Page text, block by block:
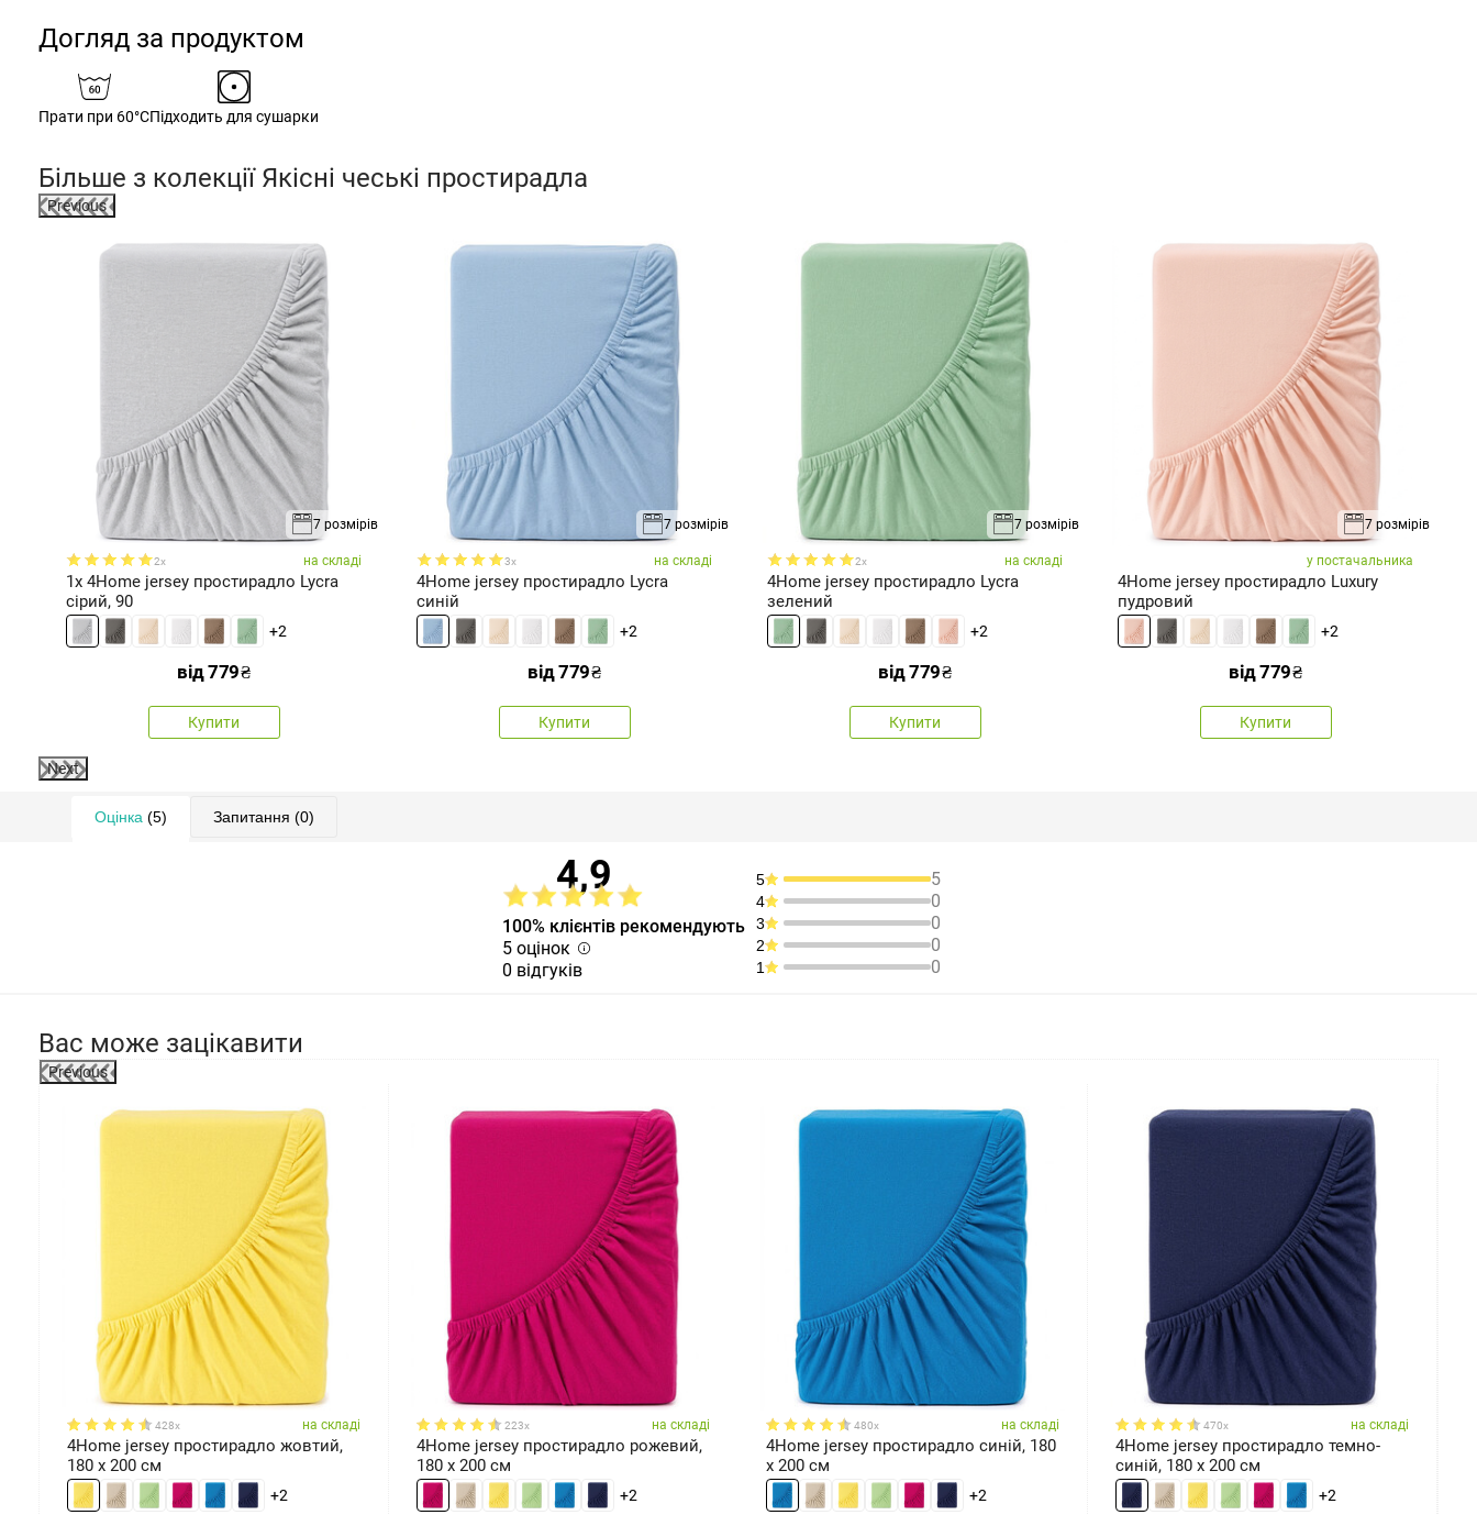
Догляд за продуктом
Прати при 60°CПідходить для сушарки
Більше з колекції Якісні чеські простирадла
Previous
7 розмірів
2x на складі
1x 4Home jersey простирадло Lycra
сірий, 90
+2
від779₴
Купити
7 розмірів
3x на складі
4Home jersey простирадло Lycra
синій
+2
від779₴
Купити
7 розмірів
2x на складі
4Home jersey простирадло Lycra
зелений
+2
від779₴
Купити
7 розмірів
у постачальника
4Home jersey простирадло Luxury
пудровий
+2
від779₴
Купити
Next
Оцінка (5) Запитання (0)
4,9
100% клієнтів рекомендують
5 оцінок
0 відгуків
5 5
4 0
3 0
2 0
1 0
Вас може зацікавити
Previous
428x на складі
4Home jersey простирадло жовтий,
180 x 200 см
+2
223x на складі
4Home jersey простирадло рожевий,
180 x 200 см
+2
480x на складі
4Home jersey простирадло синій, 180
x 200 см
+2
470x на складі
4Home jersey простирадло темно-
синій, 180 x 200 см
+2